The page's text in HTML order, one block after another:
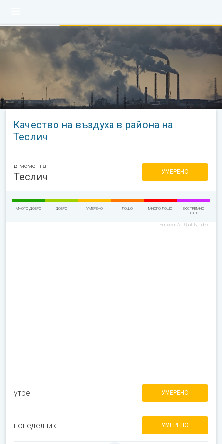
Качество на въздуха в района на
Теслич
в момента
Теслич УМЕРЕНО
МНОГО ДОБРО ДОБРО УМЕРЕНО ЛОШО МНОГО ЛОШО
ЕКСТРЕМНО
ЛОШО
European Air Quality Index
утре УМЕРЕНО
понеделник УМЕРЕНО